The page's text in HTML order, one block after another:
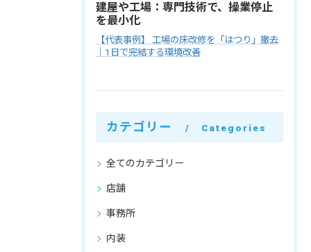
建屋や工場：専門技術で、操業停止
を最小化
【代表事例】 工場の床改修を「はつり」撤去
｜1日で完結する環境改善
カテゴリー Categories
全てのカテゴリー
店舗
事務所
内装